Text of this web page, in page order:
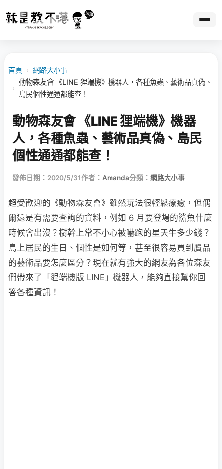
首頁 › 網路大小事
›
動物森友會 《LINE 狸端機》機器人，各種魚蟲、藝術品真偽、
島民個性通通都能查！
動物森友會 《LINE 狸端機》機器
人，各種魚蟲、藝術品真偽、島民
個性通通都能查！
發佈日期：2020/5/31作者： Amanda分類： 網路大小事
超受歡迎的《動物森友會》雖然玩法很輕鬆療癒，但偶
爾還是有需要查詢的資料，例如 6 月要登場的鯊魚什麼
時候會出沒？樹幹上常不小心被嚇跑的星天牛多少錢？
島上居民的生日、個性是如何等，甚至很容易買到贗品
的藝術品要怎麼區分？現在就有強大的網友為各位森友
們帶來了「貍端機版 LINE」機器人，能夠直接幫你回
答各種資訊！